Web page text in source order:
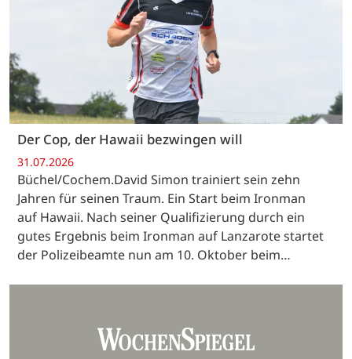
Der Cop, der Hawaii bezwingen will
31.07.2026
Büchel/Cochem.David Simon trainiert sein zehn
Jahren für seinen Traum. Ein Start beim Ironman
auf Hawaii. Nach seiner Qualifizierung durch ein
gutes Ergebnis beim Ironman auf Lanzarote startet
der Polizeibeamte nun am 10. Oktober beim…